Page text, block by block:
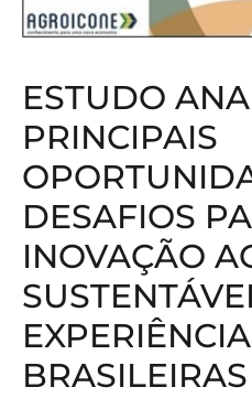
ESTUDO
PRINCIPAIS
DESAFIOS
INOVAÇÃO
BRASILEIRAS